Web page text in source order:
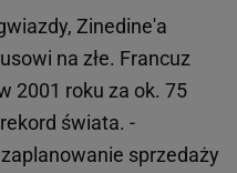
Zinedine'a
na złe. Francuz
2001 roku za ok. 75
świata. -
sprzedaży